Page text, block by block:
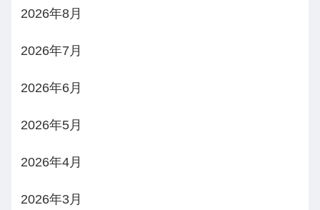
2026年8月
2026年7月
2026年6月
2026年5月
2026年4月
2026年3月